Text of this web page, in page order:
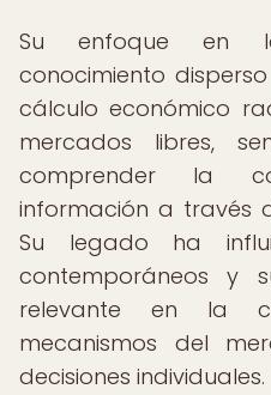
Su enfoque en
conocimiento
cálculo económico
mercados libres,
comprender la
información a través
Su legado ha
contemporáneos y
relevante en la
mecanismos del
decisiones individuales.